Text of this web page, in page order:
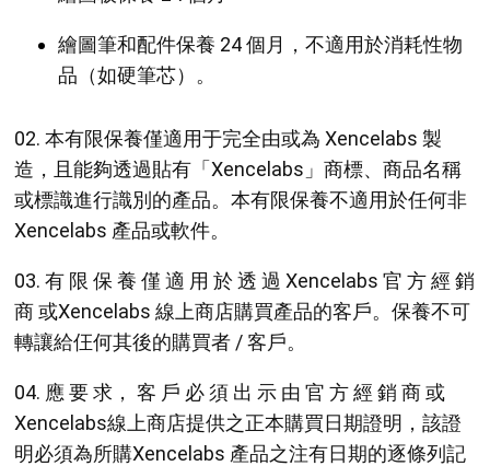
繪圖筆和配件保養 24 個月，不適用於消耗性物
品（如硬筆芯）。
02. 本有限保養僅適用于完全由或為 Xencelabs 製
造，且能夠透過貼有「Xencelabs」商標、商品名稱
或標識進行識別的產品。本有限保養不適用於任何非
Xencelabs 產品或軟件。
03. 有 限 保 養 僅 適 用 於 透 過 Xencelabs 官 方 經 銷
商 或Xencelabs 線上商店購買產品的客戶。保養不可
轉讓給仼何其後的購買者 / 客戶。
04. 應 要 求， 客 戶 必 須 出 示 由 官 方 經 銷 商 或
Xencelabs線上商店提供之正本購買日期證明，該證
明必須為所購Xencelabs 產品之注有日期的逐條列記